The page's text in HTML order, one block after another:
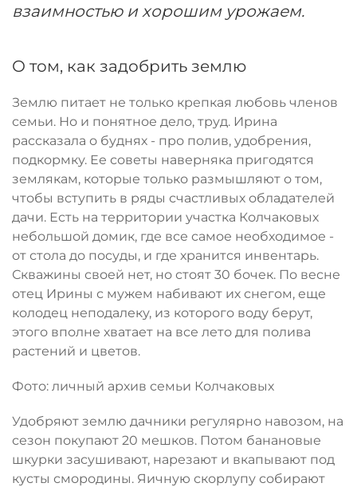
взаимностью и хорошим урожаем.
О том, как задобрить землю
Землю питает не только крепкая любовь членов
семьи. Но и понятное дело, труд. Ирина
рассказала о буднях - про полив, удобрения,
подкормку. Ее советы наверняка пригодятся
землякам, которые только размышляют о том,
чтобы вступить в ряды счастливых обладателей
дачи. Есть на территории участка Колчаковых
небольшой домик, где все самое необходимое -
от стола до посуды, и где хранится инвентарь.
Скважины своей нет, но стоят 30 бочек. По весне
отец Ирины с мужем набивают их снегом, еще
колодец неподалеку, из которого воду берут,
этого вполне хватает на все лето для полива
растений и цветов.
Фото: личный архив семьи Колчаковых
Удобряют землю дачники регулярно навозом, на
сезон покупают 20 мешков. Потом банановые
шкурки засушивают, нарезают и вкапывают под
кусты смородины. Яичную скорлупу собирают